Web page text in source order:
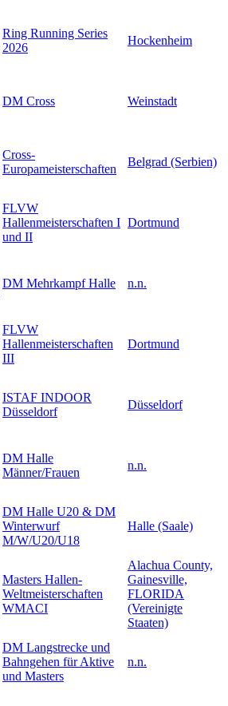
Ring Running Series
2026
Hockenheim
DM Cross Weinstadt
Cross-
Europameisterschaften
Belgrad (Serbien)
FLVW
Hallenmeisterschaften I
und II
Dortmund
DM Mehrkampf Halle n.n.
FLVW
Hallenmeisterschaften
III
Dortmund
ISTAF INDOOR
Düsseldorf
Düsseldorf
DM Halle
Männer/Frauen
n.n.
DM Halle U20 & DM
Winterwurf
M/W/U20/U18
Halle (Saale)
Masters Hallen-
Weltmeisterschaften
WMACI
Alachua County,
Gainesville,
FLORIDA
(Vereinigte
Staaten)
DM Langstrecke und
Bahngehen für Aktive
und Masters
n.n.